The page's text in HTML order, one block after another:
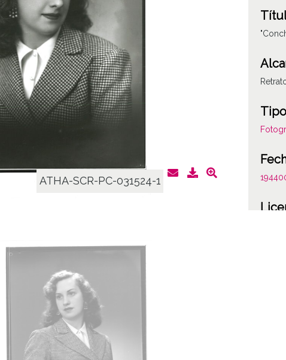
ATHA-SCR-PC-031524-1